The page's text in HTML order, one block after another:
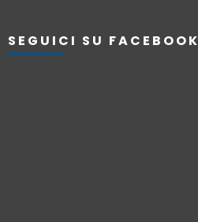
SEGUICI SU FACEBOOK